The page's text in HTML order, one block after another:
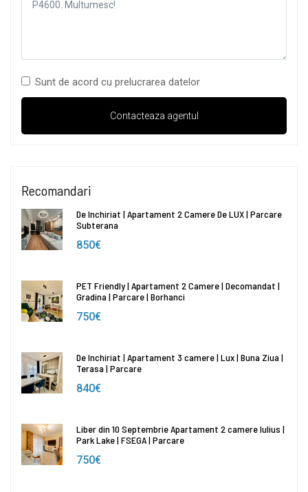
Sunt de acord cu prelucrarea datelor
Recomandari
De Inchiriat | Apartament 2 Camere De LUX | Parcare
Subterana
850€
PET Friendly | Apartament 2 Camere | Decomandat |
Gradina | Parcare | Borhanci
750€
De Inchiriat | Apartament 3 camere | Lux | Buna Ziua |
Terasa | Parcare
840€
Liber din 10 Septembrie Apartament 2 camere Iulius |
Park Lake | FSEGA | Parcare
750€